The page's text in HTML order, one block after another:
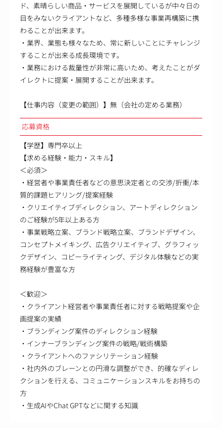
ド、素晴らしい商品・サービスを展開しているが中々日の
目をみないクライアントなど、多種多様な事業再構築に携
わることが出来ます。
・業界、業態も様々なため、常に新しいことにチャレンジ
することが出来る成長環境です。
・業務における裁量性が非常に高いため、考えたことがダ
イレクトに提案・展開することが出来ます。
【仕事内容（変更の範囲）】無（会社の定める業務）
応募資格
【学歴】専門卒以上
【求める経験・能力・スキル】
＜必須＞
・経営者や事業責任者などの意思決定者との交渉/折衝/本
質的課題ヒアリング/提案経験
・クリエイティブディレクション、アートディレクション
のご経験が5年以上ある方
・事業戦略立案、ブランド戦略立案、ブランドデザイン、
コンセプトメイキング、広告クリエイティブ、グラフィッ
クデザイン、コピーライティング、デジタル体験などの実
務経験が豊富な方
＜歓迎＞
・クライアント経営者や事業責任者に対する戦略提案や企
画提案の実績
・ブランディング案件のディレクション経験
・インナーブランディング案件の戦略/戦術構築
・クライアントへのファシリテーション経験
・社内外のブレーンとの円滑な調整ができ、的確なディレ
クションを行える、コミュニケーションスキルをお持ちの
方
・生成AIやChat GPTなどに関する知識